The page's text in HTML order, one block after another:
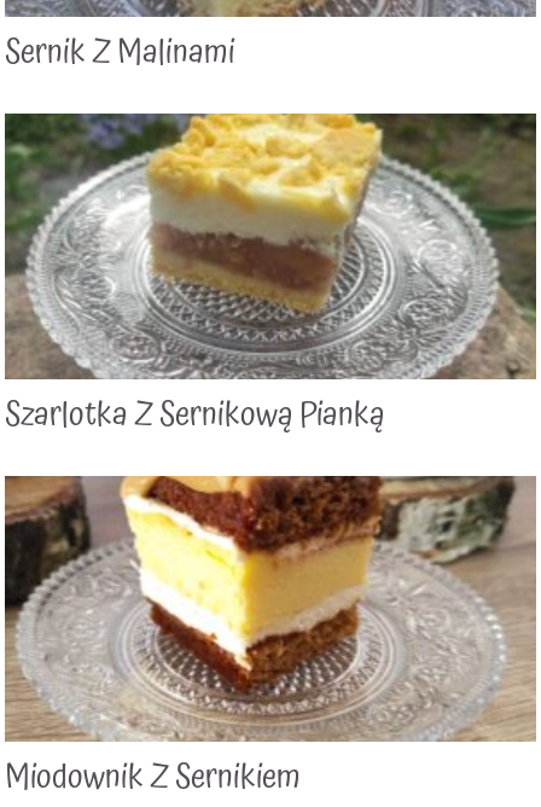
Sernik Z Malinami
Szarlotka Z Sernikową Pianką
Miodownik Z Sernikiem